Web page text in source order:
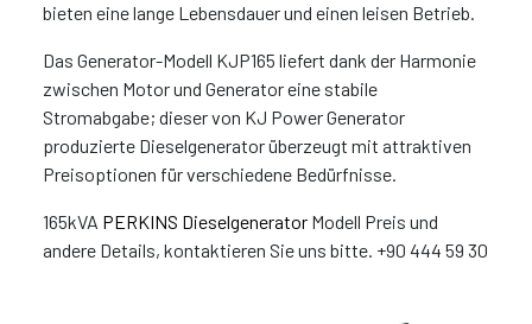
bieten eine lange Lebensdauer und einen leisen Betrieb.
Das Generator-Modell KJP165 liefert dank der Harmonie
zwischen Motor und Generator eine stabile
Stromabgabe; dieser von KJ Power Generator
produzierte Dieselgenerator überzeugt mit attraktiven
Preisoptionen für verschiedene Bedürfnisse.
165kVA PERKINS Dieselgenerator Modell Preis und
andere Details, kontaktieren Sie uns bitte. +90 444 59 30